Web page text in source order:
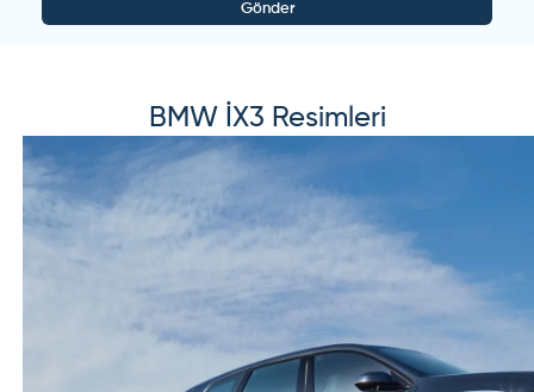
Gönder
BMW İX3 Resimleri